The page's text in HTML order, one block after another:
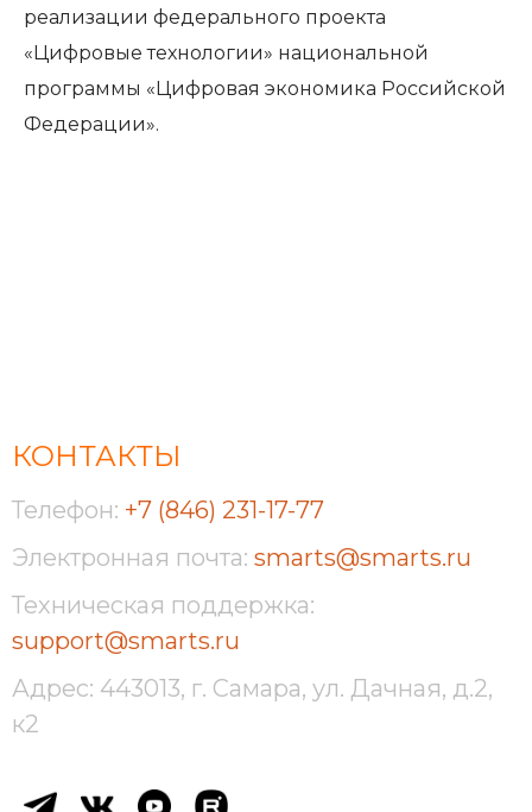
реализации федерального проекта
«Цифровые технологии» национальной
программы «Цифровая экономика Российской
Федерации».
КОНТАКТЫ
Телефон: +7 (846) 231-17-77
Электронная почта: smarts@smarts.ru
Техническая поддержка:
support@smarts.ru
Адрес: 443013, г. Самара, ул. Дачная, д.2,
к2